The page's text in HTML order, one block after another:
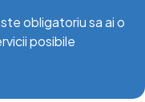
obligatoriu sa ai o
posibile